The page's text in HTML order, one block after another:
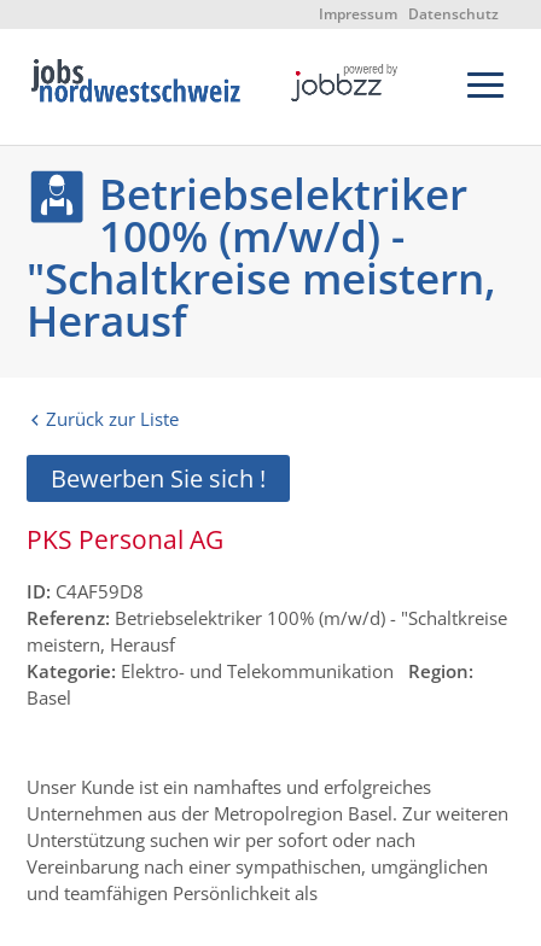
Impressum Datenschutz
Betriebselektriker
100% (m/w/d) -
"Schaltkreise meistern,
Herausf
Zurück zur Liste
Bewerben Sie sich !
PKS Personal AG
ID: C4AF59D8
Referenz: Betriebselektriker 100% (m/w/d) - "Schaltkreise
meistern, Herausf
Kategorie: Elektro- und Telekommunikation Region:
Basel
Unser Kunde ist ein namhaftes und erfolgreiches
Unternehmen aus der Metropolregion Basel. Zur weiteren
Unterstützung suchen wir per sofort oder nach
Vereinbarung nach einer sympathischen, umgänglichen
und teamfähigen Persönlichkeit als